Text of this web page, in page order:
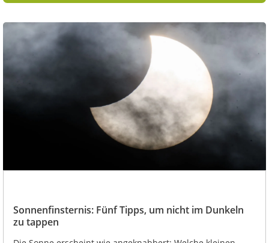
Sonnenfinsternis: Fünf Tipps, um nicht im Dunkeln
zu tappen